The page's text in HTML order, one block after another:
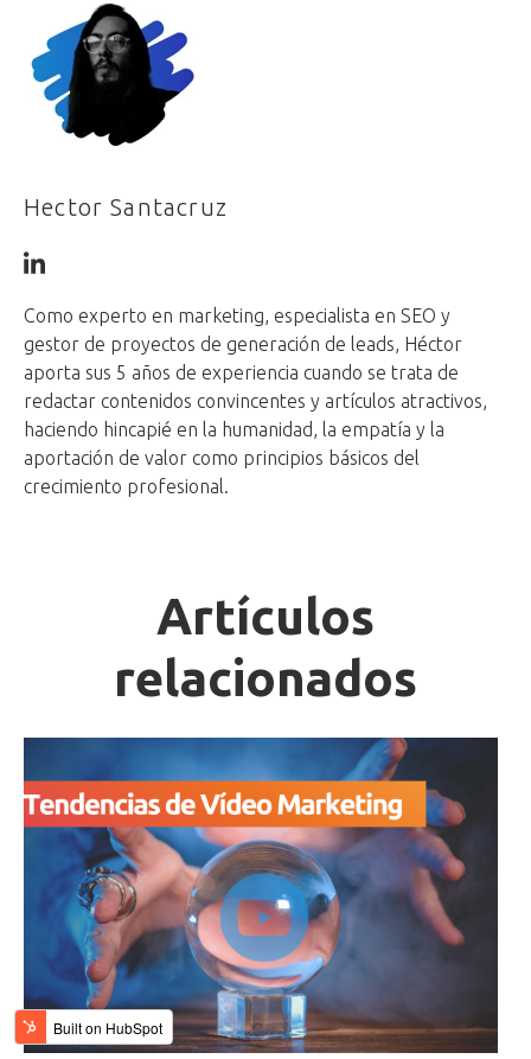
Hector Santacruz
Como experto en marketing, especialista en SEO y
gestor de proyectos de generación de leads, Héctor
aporta sus 5 años de experiencia cuando se trata de
redactar contenidos convincentes y artículos atractivos,
haciendo hincapié en la humanidad, la empatía y la
aportación de valor como principios básicos del
crecimiento profesional.
Artículos
relacionados